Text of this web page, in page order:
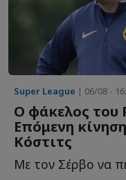
Super League | 06/08 -
O φάκελος του
Επόμενη
Κόστιτς